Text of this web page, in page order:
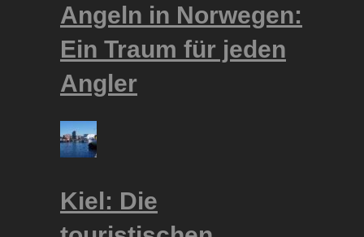
Angeln in Norwegen:
Ein Traum für jeden
Angler
Kiel: Die